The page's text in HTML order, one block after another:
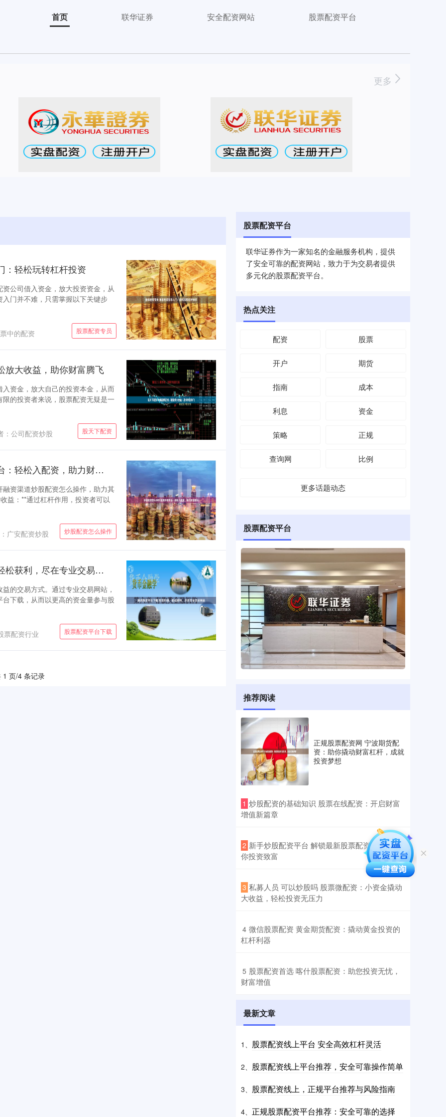
首页 联华证券 安全配资网站 股票配资平台
更多
：轻松玩转杠杆投资
公司借入资金，放大投资资金，从
门并不难，只需掌握以下关键步
股票配资专员
中的配资
放大收益，助你财富腾飞
资金，放大自己的投资本金，从而
的投资者来说，股票配资无疑是一
股天下配资
：公司配资炒股
炒股配资怎么操作 配资炒股平台：轻松入配资，助力财富增长
资渠道炒股配资怎么操作，助力其
益：**通过杠杆作用，投资者可以
炒股配资怎么操作
广安配资炒股
股票配资平台下载 配资炒股，轻松获利，尽在专业交易网站
的交易方式。通过专业交易网站，
下载，从而以更高的资金量参与股
股票配资平台下载
票配资行业
1 页/4 条记录
股票配资平台
联华证券作为一家知名的金融服务机构，提供
了安全可靠的配资网站，致力于为交易者提供
多元化的股票配资平台。
热点关注
配资 股票
开户 期货
指南 成本
利息 资金
策略 正规
查询网 比例
更多话题动态
股票配资平台
推荐阅读
正规股票配资网 宁波期货配
资：助你撬动财富杠杆，成就
投资梦想
1 ​炒股配资的基础知识 股票在线配资：开启财富
增值新篇章
2 ​新手炒股配资平台 解锁最新股票配资平台，助
你投资致富
3 ​私募人员 可以炒股吗 股票微配资：小资金撬动
大收益，轻松投资无压力
4 ​微信股票配资 黄金期货配资：撬动黄金投资的
杠杆利器
5 ​股票配资首选 喀什股票配资：助您投资无忧，
财富增值
最新文章
1、 股票配资线上平台 安全高效杠杆灵活
2、 股票配资线上平台推荐，安全可靠操作简单
3、 股票配资线上，正规平台推荐与风险指南
4、 正规股票配资平台推荐：安全可靠的选择